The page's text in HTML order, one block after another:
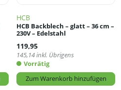
HCB
HCB Backblech – glatt – 36 cm –
230V – Edelstahl
119,95
145,14inkl. Übrigens
Vorrätig
Zum Warenkorb hinzufügen